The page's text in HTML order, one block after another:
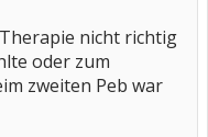
nicht richtig
oder zum
zweiten Peb war